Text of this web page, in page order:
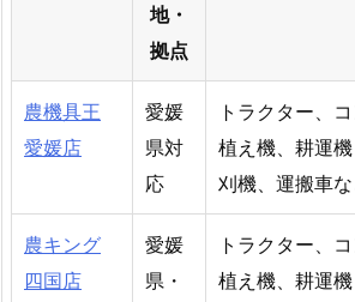
地・
拠点
農機具王
愛媛店
愛媛
県対
応
トラクター、
植え機、耕運
刈機、運搬車
農キング
四国店
愛媛
県・
トラクター、
植え機、耕運